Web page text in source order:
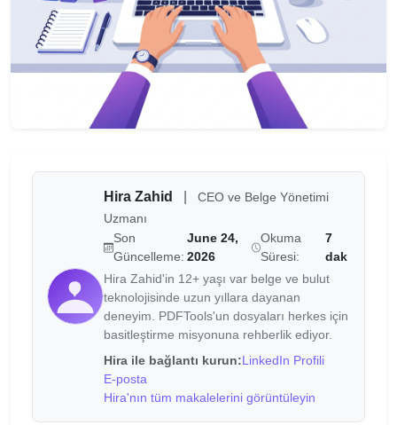
Hira Zahid
CEO ve Belge Yönetimi
Uzmanı
Son
Güncelleme:
June 24,
2026
Okuma
Süresi:
7
dak
Hira Zahid'in 12+ yaşı var belge ve bulut
teknolojisinde uzun yıllara dayanan
deneyim. PDFTools'un dosyaları herkes için
basitleştirme misyonuna rehberlik ediyor.
Hira ile bağlantı kurun:LinkedIn Profili
E-posta
Hira'nın tüm makalelerini görüntüleyin